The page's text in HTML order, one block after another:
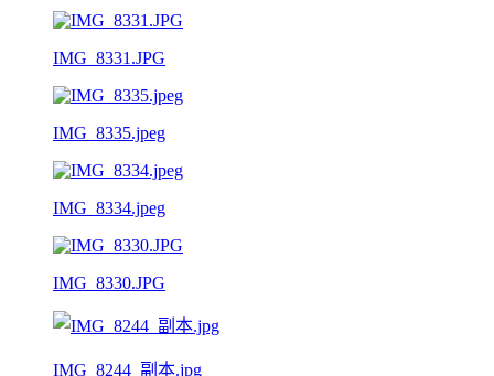
IMG_8331.JPG
IMG_8335.jpeg
IMG_8334.jpeg
IMG_8330.JPG
IMG_8244_副本.jpg